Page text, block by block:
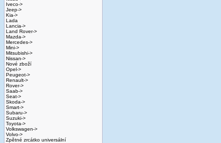
Iveco->
Jeep->
Kia->
Lada
Lancia->
Land Rover->
Mazda->
Mercedes->
Mini->
Mitsubishi->
Nissan->
Nové zboží
Opel->
Peugeot->
Renault->
Rover->
Saab->
Seat->
Skoda->
Smart->
Subaru->
Suzuki->
Toyota->
Volkswagen->
Volvo->
Zpětné zrcátko universální